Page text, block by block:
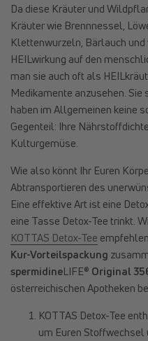
Da diese Kräuter und
Kräuter wie Brennnessel,
Klettenwurzeln, Bärlauch
HEILwirkung auf den
man sie auch oft als
Medikamente anzusehen. Sie
haben im Allgemeinen keine
Gegenteil: Ihre
Kulturgemüse.
Wie also könnt Ihr Euren
Abtransportieren des
Eine effektive Art ist eine
eine Tasse Detox-Tee trinkt.
KOTTAS Detox-Tee
Kur-Vorteilspackung
spermidineLIFE® Original
österreichischen Apotheken
KOTTAS Detox-Tee
um Euren Stoffwechsel